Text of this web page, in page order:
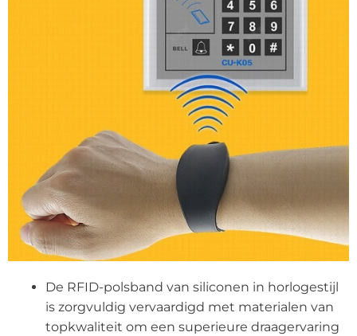
De RFID-polsband van siliconen in horlogestijl
is zorgvuldig vervaardigd met materialen van
topkwaliteit om een superieure draagervaring